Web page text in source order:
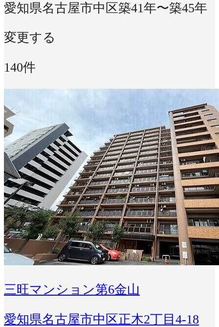
愛知県名古屋市中区築41年〜築45年
変更する
140件
三旺マンション第6金山
愛知県名古屋市中区正木2丁目4-18